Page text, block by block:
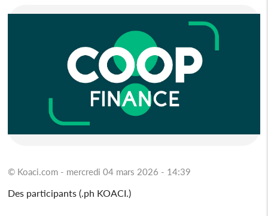
© Koaci.com - mercredi 04 mars 2026 - 14:39
Des participants (.ph KOACI.)